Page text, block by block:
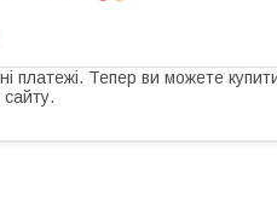
платежі. Тепер ви можете